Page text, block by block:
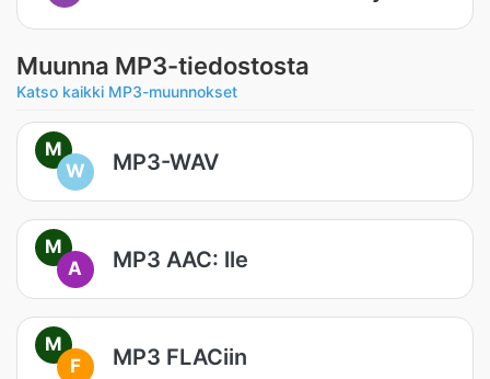
Muunna MP3-tiedostosta
Katso kaikki MP3-muunnokset
M
W
MP3-WAV
M
A
MP3 AAC: lle
M
F
MP3 FLACiin